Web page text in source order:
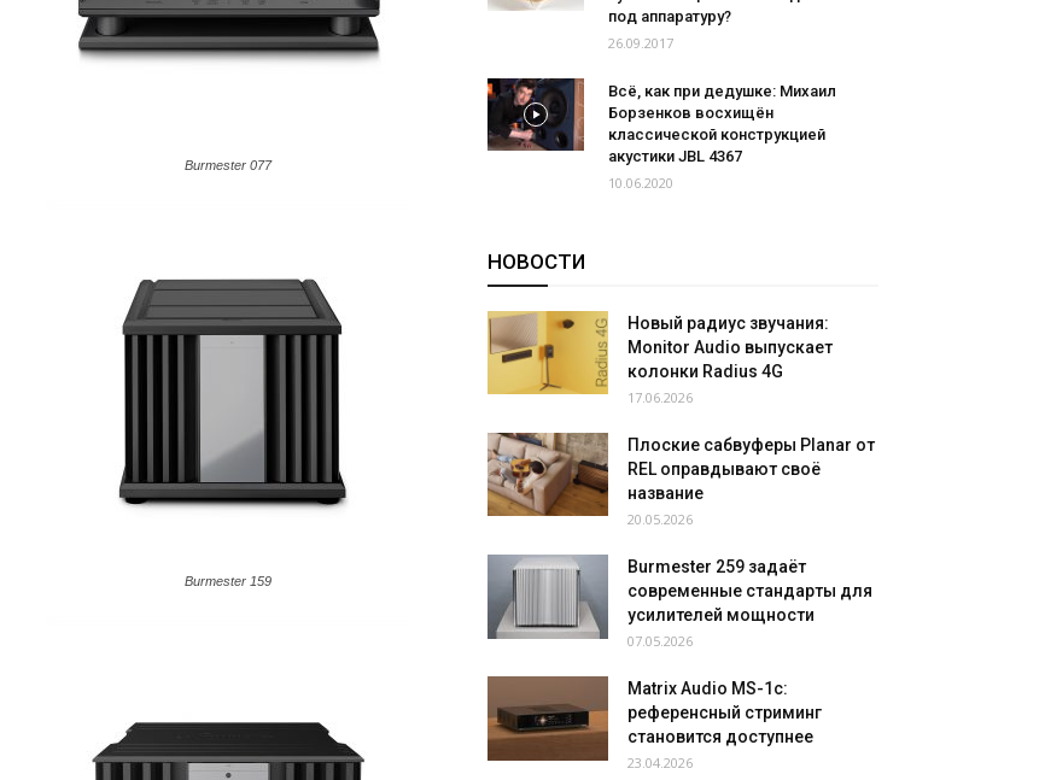
Burmester 077
Burmester 159
под аппаратуру?
26.09.2017
Всё, как при дедушке: Михаил
Борзенков восхищён
классической конструкцией
акустики JBL 4367
10.06.2020
НОВОСТИ
Новый радиус звучания:
Monitor Audio выпускает
колонки Radius 4G
17.06.2026
Плоские сабвуферы Planar от
REL оправдывают своё
название
20.05.2026
Burmester 259 задаёт
современные стандарты для
усилителей мощности
07.05.2026
Matrix Audio MS-1c:
референсный стриминг
становится доступнее
23.04.2026